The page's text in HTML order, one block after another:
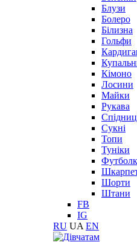
Блузи
Болеро
Білизна
Гольфи
Кімоно
Лосини
Майки
Рукава
Сукні
Топи
Туніки
Шорти
Штани
FB
IG
RU UA EN